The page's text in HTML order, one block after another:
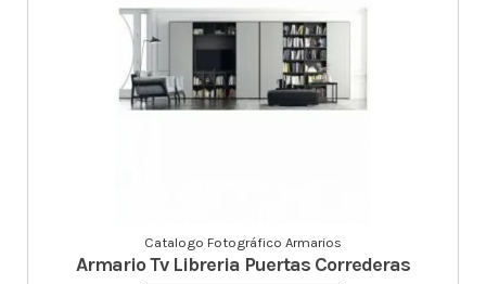
Catalogo Fotográfico Armarios
Armario Tv Libreria Puertas Correderas